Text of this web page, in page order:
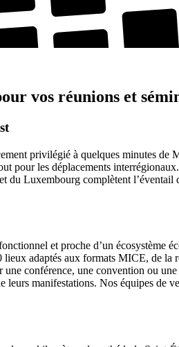
vos réunions et
privilégié à quelques minutes
pour les déplacements
du Luxembourg complètent
et proche d’un écosystème
adaptés aux formats MICE, de la
conférence, une convention ou
manifestations. Nos équipes de